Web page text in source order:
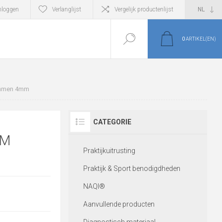
Verlanglijst Vergelijk productenlijst
0ARTIKEL(EN)
4mm
CATEGORIE
Praktijkuitrusting
Praktijk & Sport benodigdheden
NAQI®
Aanvullende producten